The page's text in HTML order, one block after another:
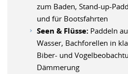
zum Baden, Stand-up-
und für Bootsfahrten
Seen & Flüsse: Paddeln
Wasser, Bachforellen in
Biber- und
Dämmerung